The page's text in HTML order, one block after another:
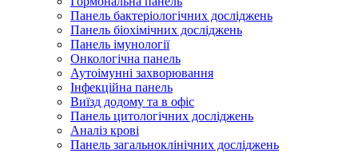
Панель бактеріологічних досліджень
Панель біохімічних досліджень
Панель імунології
Онкологічна панель
Аутоімунні захворювання
Інфекційна панель
Виїзд додому та в офіс
Панель цитологічних досліджень
Аналіз крові
Панель загальноклінічних досліджень